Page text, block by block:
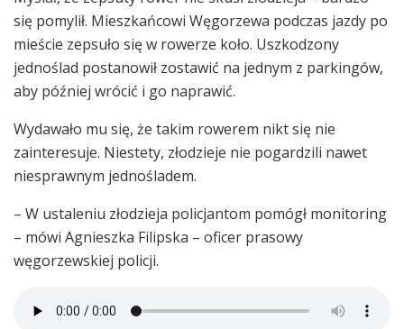
się pomylił. Mieszkańcowi Węgorzewa podczas jazdy po
mieście zepsuło się w rowerze koło. Uszkodzony
jednoślad postanowił zostawić na jednym z parkingów,
aby później wrócić i go naprawić.
Wydawało mu się, że takim rowerem nikt się nie
zainteresuje. Niestety, złodzieje nie pogardzili nawet
niesprawnym jednośladem.
– W ustaleniu złodzieja policjantom pomógł monitoring
– mówi Agnieszka Filipska – oficer prasowy
węgorzewskiej policji.